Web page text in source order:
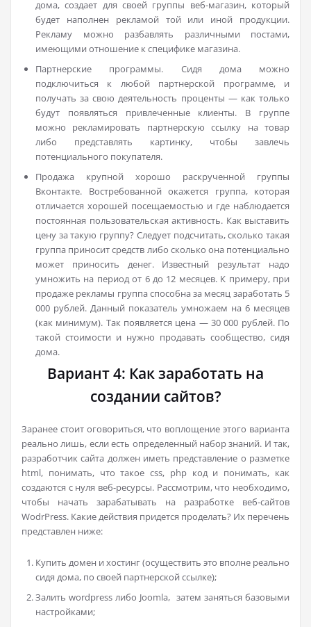
дома, создает для своей группы веб-магазин, который
будет наполнен рекламой той или иной продукции.
Рекламу можно разбавлять различными постами,
имеющими отношение к специфике магазина.
Партнерские программы. Сидя дома можно
подключиться к любой партнерской программе, и
получать за свою деятельность проценты — как только
будут появляться привлеченные клиенты. В группе
можно рекламировать партнерскую ссылку на товар
либо представлять картинку, чтобы завлечь
потенциального покупателя.
Продажа крупной хорошо раскрученной группы
Вконтакте. Востребованной окажется группа, которая
отличается хорошей посещаемостью и где наблюдается
постоянная пользовательская активность. Как выставить
цену за такую группу? Следует подсчитать, сколько такая
группа приносит средств либо сколько она потенциально
может приносить денег. Известный результат надо
умножить на период от 6 до 12 месяцев. К примеру, при
продаже рекламы группа способна за месяц заработать 5
000 рублей. Данный показатель умножаем на 6 месяцев
(как минимум). Так появляется цена — 30 000 рублей. По
такой стоимости и нужно продавать сообщество, сидя
дома.
Вариант 4: Как заработать на
создании сайтов?
Заранее стоит оговориться, что воплощение этого варианта
реально лишь, если есть определенный набор знаний. И так,
разработчик сайта должен иметь представление о разметке
html, понимать, что такое css, php код и понимать, как
создаются с нуля веб-ресурсы. Рассмотрим, что необходимо,
чтобы начать зарабатывать на разработке веб-сайтов
WodrPress. Какие действия придется проделать? Их перечень
представлен ниже:
Купить домен и хостинг (осуществить это вполне реально
сидя дома, по своей партнерской ссылке);
Залить wordpress либо Joomla, затем заняться базовыми
настройками;